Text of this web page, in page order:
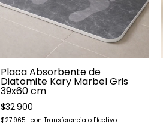
Placa Absorbente de
Diatomite Kary Marbel Gris
39x60 cm
$32.900
$27.965